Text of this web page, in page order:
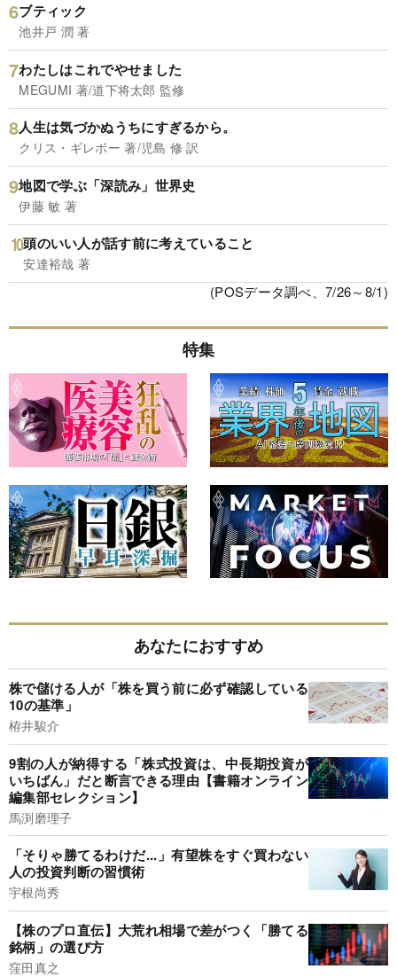
ブティック
池井戸 潤 著
わたしはこれでやせました
MEGUMI 著/道下将太郎 監修
人生は気づかぬうちにすぎるから。
クリス・ギレボー 著/児島 修 訳
地図で学ぶ「深読み」世界史
伊藤 敏 著
頭のいい人が話す前に考えていること
安達裕哉 著
(POSデータ調べ、7/26～8/1)
特集
あなたにおすすめ
株で儲ける人が「株を買う前に必ず確認している
10の基準」
栫井駿介
9割の人が納得する「株式投資は、中長期投資が
いちばん」だと断言できる理由【書籍オンライン
編集部セレクション】
馬渕磨理子
「そりゃ勝てるわけだ...」有望株をすぐ買わない
人の投資判断の習慣術
宇根尚秀
【株のプロ直伝】大荒れ相場で差がつく「勝てる
銘柄」の選び方
窪田真之